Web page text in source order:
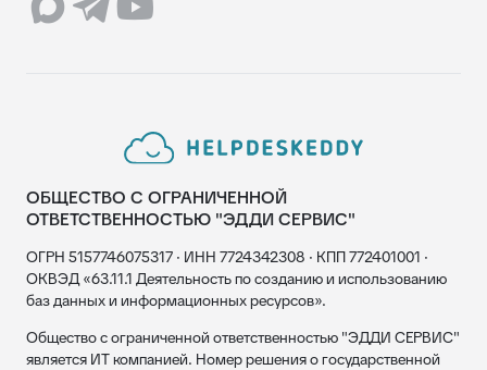
ОБЩЕСТВО С ОГРАНИЧЕННОЙ
ОТВЕТСТВЕННОСТЬЮ "ЭДДИ СЕРВИС"
ОГРН 5157746075317 · ИНН 7724342308 · КПП 772401001 ·
ОКВЭД «63.11.1 Деятельность по созданию и использованию
баз данных и информационных ресурсов».
Общество с ограниченной ответственностью "ЭДДИ СЕРВИС"
является ИТ компанией. Номер решения о государственной